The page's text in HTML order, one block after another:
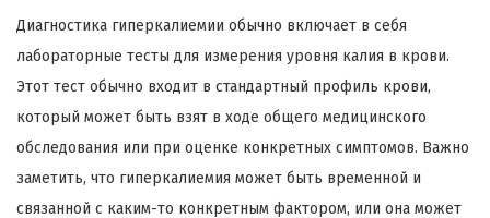
Диагностика гиперкалиемии обычно включает в себя
лабораторные тесты для измерения уровня калия в крови.
Этот тест обычно входит в стандартный профиль крови,
который может быть взят в ходе общего медицинского
обследования или при оценке конкретных симптомов. Важно
заметить, что гиперкалиемия может быть временной и
связанной с каким-то конкретным фактором, или она может